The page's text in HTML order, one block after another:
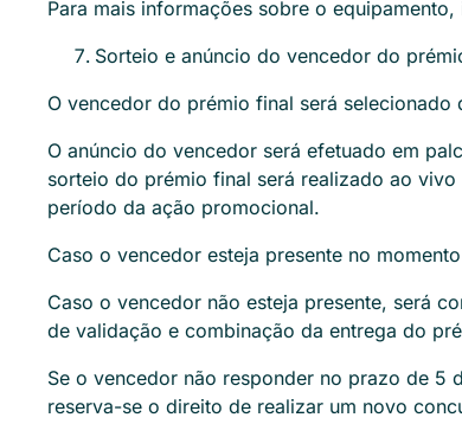
Para mais informações sobre o
Sorteio e anúncio do vencedor do
O vencedor do prémio final será
O anúncio do vencedor será efetuado em
sorteio do prémio final será realizado ao
período da ação promocional.
Caso o vencedor esteja presente no
Caso o vencedor não esteja presente, será
de validação e combinação da entrega do
Se o vencedor não responder no prazo de 5
reserva-se o direito de realizar um novo